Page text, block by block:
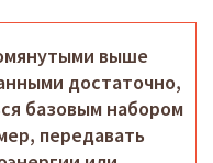
выше
достаточно,
базовым набором
передавать